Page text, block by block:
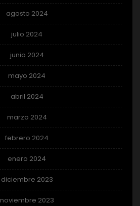
agosto 2024
julio 2024
junio 2024
mayo 2024
abril 2024
marzo 2024
febrero 2024
enero 2024
diciembre 2023
noviembre 2023